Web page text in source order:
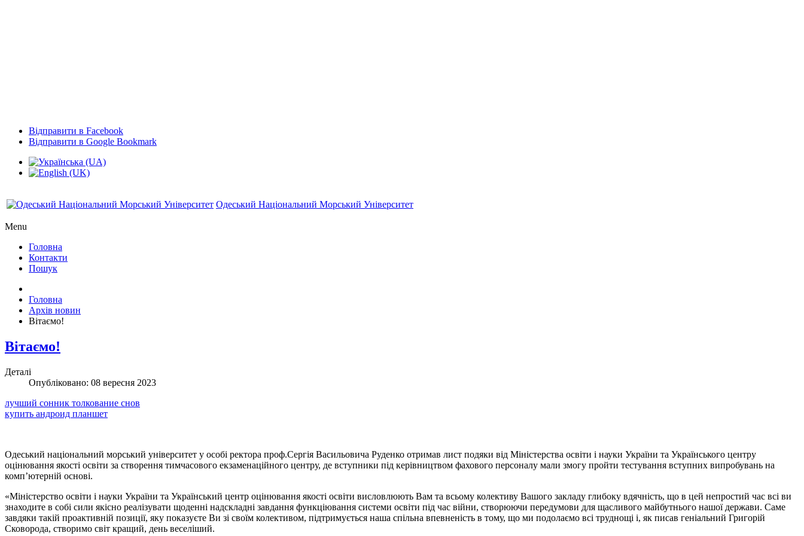
Відправити в Facebook
Відправити в Google Bookmark
Одеський Національний Морський Університет
Menu
Головна
Контакти
Пошук
Головна
Архів новин
Вітаємо!
Вітаємо!
Деталі
Опубліковано: 08 вересня 2023
лучший сонник толкование снов
купить андроид планшет
Одеський національний морський університет у особі ректора проф.Сергія Васильовича Руденко отримав лист подяки від Міністерства освіти і науки України та Українського центру
оцінювання якості освіти за створення тимчасового екзаменаційного центру, де вступники під керівництвом фахового персоналу мали змогу пройти тестування вступних випробувань на
компʼютерній основі.
«Міністерство освіти і науки України та Український центр оцінювання якості освіти висловлюють Вам та всьому колективу Вашого закладу глибоку вдячність, що в цей непростий час всі ви
знаходите в собі сили якісно реалізувати щоденні надскладні завдання функціювання системи освіти під час війни, створюючи передумови для щасливого майбутнього нашої держави. Саме
завдяки такій проактивній позиції, яку показуєте Ви зі своїм колективом, підтримується наша спільна впевненість в тому, що ми подолаємо всі труднощі і, як писав геніальний Григорій
Сковорода, створимо світ кращий, день веселіший.